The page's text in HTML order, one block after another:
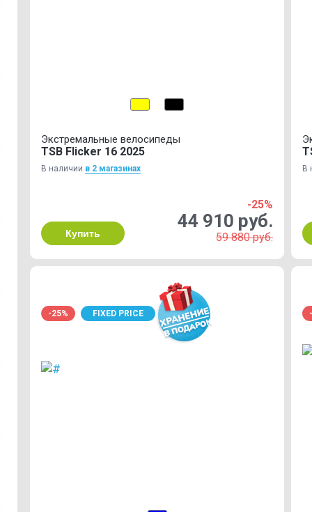
Экстремальные велосипеды
TSB Flicker 16 2025
В наличии в 2 магазинах
Купить
-25%
44 910 руб.
59 880 руб.
В
-25% FIXED PRICE